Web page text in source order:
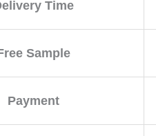
Time
Sample
Payment